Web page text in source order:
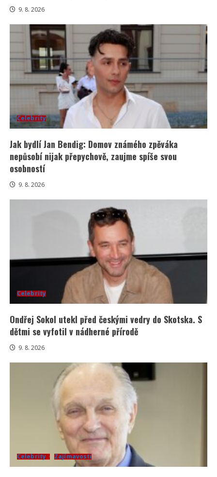
9. 8. 2026
Celebrity
Jak bydlí Jan Bendig: Domov známého zpěváka
nepůsobí nijak přepychově, zaujme spíše svou
osobností
9. 8. 2026
Celebrity
Ondřej Sokol utekl před českými vedry do Skotska. S
dětmi se vyfotil v nádherné přírodě
9. 8. 2026
Celebrity Zajímavosti